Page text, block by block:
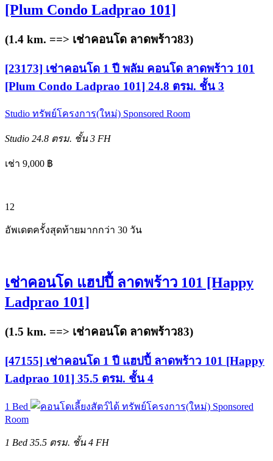
[Plum Condo Ladprao 101]
(1.4 km. ==> เช่าคอนโด ลาดพร้าว83)
[23173] เช่าคอนโด 1 ปี พลัม คอนโด ลาดพร้าว 101
[Plum Condo Ladprao 101] 24.8 ตรม. ชั้น 3
Studio ทรัพย์โครงการ(ใหม่) Sponsored Room
Studio 24.8 ตรม. ชั้น 3 FH
เช่า 9,000 ฿
12
อัพเดตครั้งสุดท้ายมากกว่า 30 วัน
เช่าคอนโด แฮปปี้ ลาดพร้าว 101 [Happy
Ladprao 101]
(1.5 km. ==> เช่าคอนโด ลาดพร้าว83)
[47155] เช่าคอนโด 1 ปี แฮปปี้ ลาดพร้าว 101 [Happy
Ladprao 101] 35.5 ตรม. ชั้น 4
1 Bed ทรัพย์โครงการ(ใหม่) Sponsored
Room
1 Bed 35.5 ตรม. ชั้น 4 FH